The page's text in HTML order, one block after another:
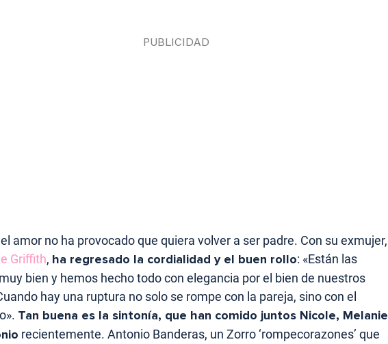
el amor no ha provocado que quiera volver a ser padre. Con su exmujer,
Griffith, ha regresado la cordialidad y el buen rollo: «Están las
bien y hemos hecho todo con elegancia por el bien de nuestros
hay una ruptura no solo se rompe con la pareja, sino con el
Tan buena es la sintonía, que han comido juntos Nicole, Melanie
recientemente. Antonio Banderas, un Zorro ‘rompecorazones’ que